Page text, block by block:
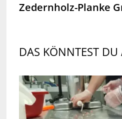
Zedernholz-Planke
DAS KÖNNTEST